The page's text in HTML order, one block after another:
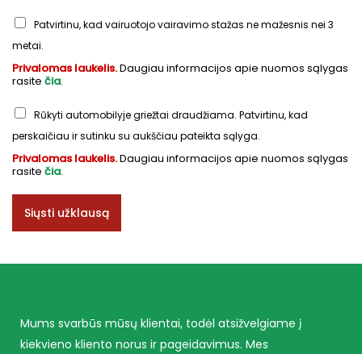
Patvirtinu, kad vairuotojo vairavimo stažas ne mažesnis nei 3
metai.
Privalomas laukelis.Daugiau informacijos apie nuomos sąlygas
rasite čia.
Rūkyti automobilyje griežtai draudžiama. Patvirtinu, kad
perskaičiau ir sutinku su aukščiau pateikta sąlyga.
Privalomas laukelis.Daugiau informacijos apie nuomos sąlygas
rasite čia.
Siųsti užklausą
Mums svarbūs mūsų klientai, todėl atsižvelgiame į
kiekvieno kliento norus ir pageidavimus. Mes